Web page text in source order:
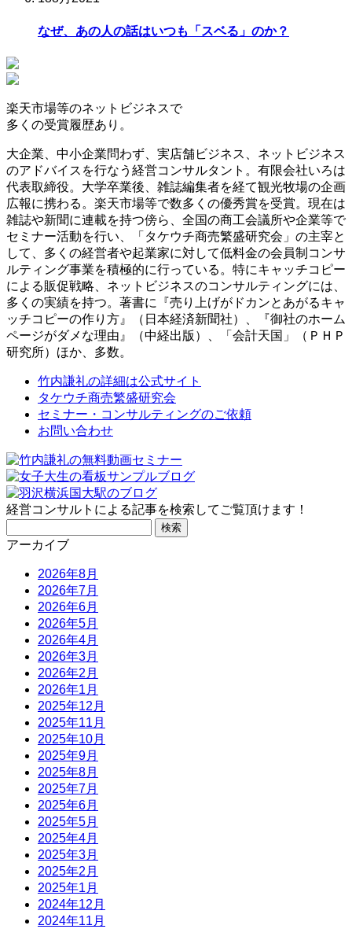
なぜ、あの人の話はいつも「スベる」のか？
楽天市場等のネットビジネスで
多くの受賞履歴あり。
大企業、中小企業問わず、実店舗ビジネス、ネットビジネス
のアドバイスを行なう経営コンサルタント。有限会社いろは
代表取締役。大学卒業後、雑誌編集者を経て観光牧場の企画
広報に携わる。楽天市場等で数多くの優秀賞を受賞。現在は
雑誌や新聞に連載を持つ傍ら、全国の商工会議所や企業等で
セミナー活動を行い、「タケウチ商売繁盛研究会」の主宰と
して、多くの経営者や起業家に対して低料金の会員制コンサ
ルティング事業を積極的に行っている。特にキャッチコピー
による販促戦略、ネットビジネスのコンサルティングには、
多くの実績を持つ。著書に『売り上げがドカンとあがるキャ
ッチコピーの作り方』（日本経済新聞社）、『御社のホーム
ページがダメな理由』（中経出版）、「会計天国」（ＰＨＰ
研究所）ほか、多数。
竹内謙礼の詳細は公式サイト
タケウチ商売繁盛研究会
セミナー・コンサルティングのご依頼
お問い合わせ
経営コンサルトによる記事を検索してご覧頂けます！
索:
アーカイブ
2026年8月
2026年7月
2026年6月
2026年5月
2026年4月
2026年3月
2026年2月
2026年1月
2025年12月
2025年11月
2025年10月
2025年9月
2025年8月
2025年7月
2025年6月
2025年5月
2025年4月
2025年3月
2025年2月
2025年1月
2024年12月
2024年11月